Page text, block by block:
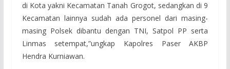
di Kota yakni Kecamatan Tanah Grogot, sedangkan di 9
Kecamatan lainnya sudah ada personel dari masing-
masing Polsek dibantu dengan TNI, Satpol PP serta
Linmas setempat,”ungkap Kapolres Paser AKBP
Hendra Kurniawan.